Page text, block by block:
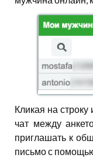
Кликая на
чат между
приглашать к
письмо с